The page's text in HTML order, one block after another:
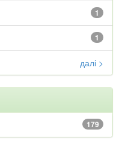
1
1
далі >
179